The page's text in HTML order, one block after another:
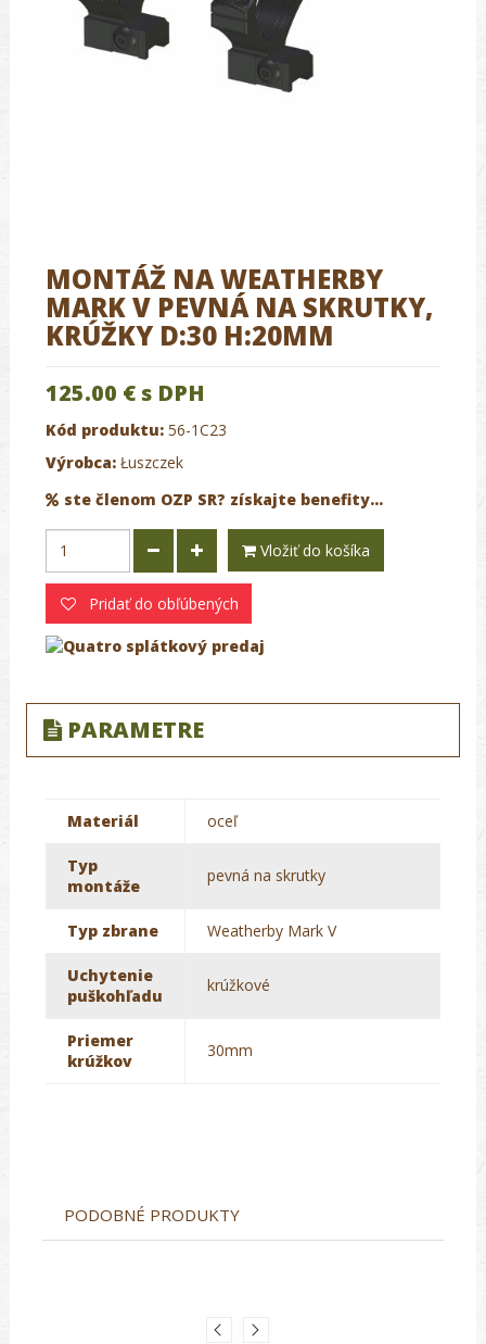
MONTÁŽ NA WEATHERBY
MARK V PEVNÁ NA SKRUTKY,
KRÚŽKY D:30 H:20MM
125.00 € s DPH
Kód produktu: 56-1C23
Výrobca: Łuszczek
ste členom OZP SR? získajte benefity...
Vložiť do košíka
Pridať do obľúbených
PARAMETRE
Materiál oceľ
Typ
montáže
pevná na skrutky
Typ zbrane Weatherby Mark V
Uchytenie
puškohľadu
krúžkové
Priemer
krúžkov
30mm
PODOBNÉ PRODUKTY